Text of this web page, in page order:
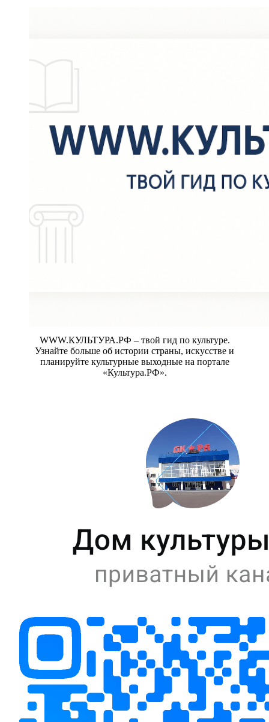
WWW.КУЛЬТУРА.РФ – твой гид по культуре.
Узнайте больше об истории страны, искусстве и
планируйте культурные выходные на портале
«Культура.РФ».